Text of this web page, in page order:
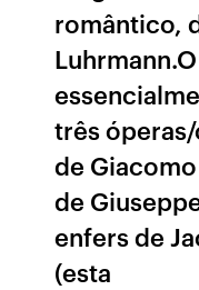
romântico,
três
de
de
enfers de
(esta